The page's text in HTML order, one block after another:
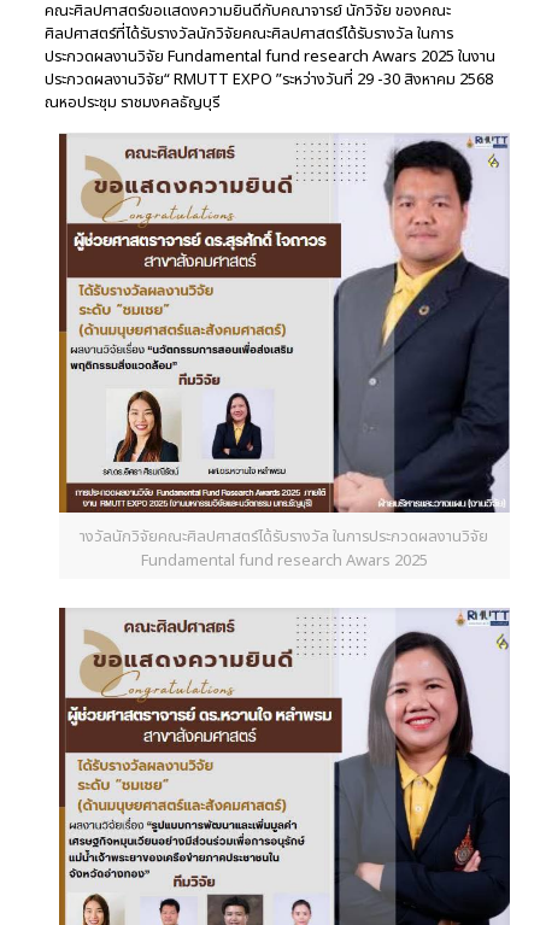
คณะศิลปศาสตร์ขอแสดงความยินดีกับคณาจารย์ นักวิจัย ของคณะ
ศิลปศาสตร์ที่ได้รับรางวัลนักวิจัยคณะศิลปศาสตร์ได้รับรางวัล ในการ
ประกวดผลงานวิจัย Fundamental fund research Awars 2025 ในงาน
ประกวดผลงานวิจัย“ RMUTT EXPO ”ระหว่างวันที่ 29 -30 สิงหาคม 2568
ณหอประชุม ราชมงคลธัญบุรี
างวัลนักวิจัยคณะศิลปศาสตร์ได้รับรางวัล ในการประกวดผลงานวิจัย
Fundamental fund research Awars 2025